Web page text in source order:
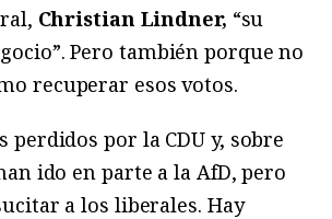
Christian Lindner, “su
Pero también porque no
recuperar esos votos.
perdidos por la CDU y, sobre
ido en parte a la AfD, pero
a los liberales. Hay